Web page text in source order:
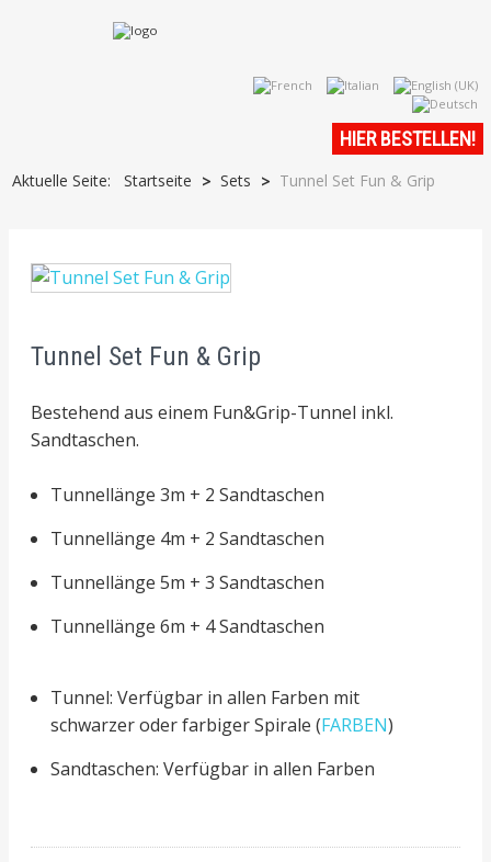
HIER BESTELLEN!
Aktuelle Seite: Startseite > Sets > Tunnel Set Fun & Grip
Tunnel Set Fun & Grip
Bestehend aus einem Fun&Grip-Tunnel inkl.
Sandtaschen.
Tunnellänge 3m + 2 Sandtaschen
Tunnellänge 4m + 2 Sandtaschen
Tunnellänge 5m + 3 Sandtaschen
Tunnellänge 6m + 4 Sandtaschen
Tunnel: Verfügbar in allen Farben mit
schwarzer oder farbiger Spirale (FARBEN)
Sandtaschen: Verfügbar in allen Farben